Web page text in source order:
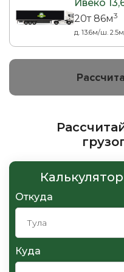
Ивеко
20т 86м3
д. 13.6м/ш.
Откуда
Куда